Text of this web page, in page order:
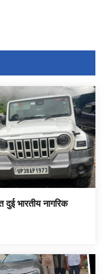
दुई भारतीय नागरिक